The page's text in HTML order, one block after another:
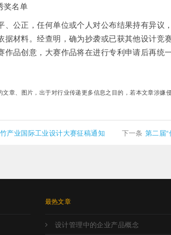
奖名单
、公正，任何单位或个人对公布结果持有异议
据材料。经查明，确为抄袭或已获其他设计竞
作品创意，大赛作品将在进行专利申请后再统
文章、图片，出于对行业传递更多信息之目的，若本文章涉
产业国际工业设计大赛征稿通知 下一条 第二届
最热文章
设计管理中的企业产品概念